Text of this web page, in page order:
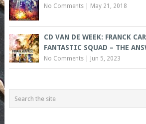
No Comments| May 21, 2018
CD VAN DE WEEK: FRANCK
FANTASTIC SQUAD – THE
No Comments| Jun 5, 2023